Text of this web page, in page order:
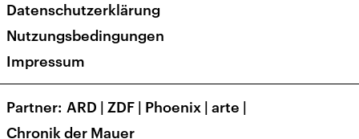
Veranstaltungen
Presse
Karriere
Transparenz
Datenschutzerklärung
Nutzungsbedingungen
Impressum
Partner ARD | ZDF | Phoenix | arte |
Chronik der Mauer